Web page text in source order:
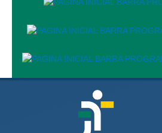
Centro de Inteligência
Unidade de Monitoramento e